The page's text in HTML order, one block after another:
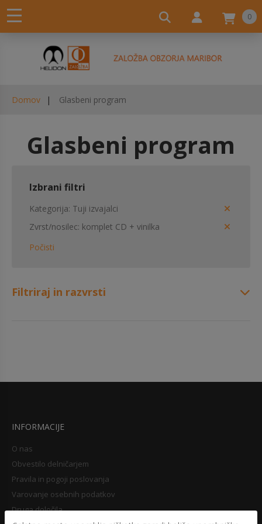
0
Domov Glasbeni program
Glasbeni program
Izbrani filtri
Kategorija Tuji izvajalci
Zvrst/nosilec komplet CD + vinilka
Počisti
Filtriraj in razvrsti
INFORMACIJE
O nas
Obvestilo delničarjem
Pravila in pogoji poslovanja
Varovanje osebnih podatkov
Druga določila